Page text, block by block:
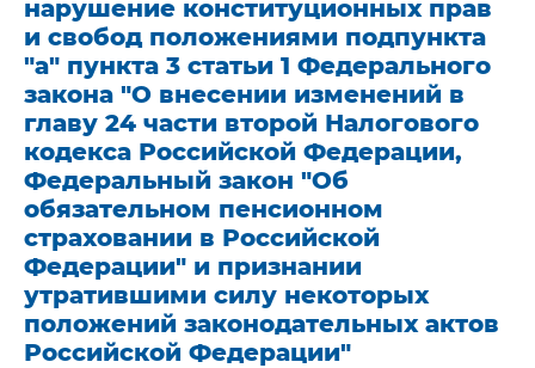
нарушение конституционных прав
и свобод положениями подпункта
"а" пункта 3 статьи 1 Федерального
закона "О внесении изменений в
главу 24 части второй Налогового
кодекса Российской Федерации,
Федеральный закон "Об
обязательном пенсионном
страховании в Российской
Федерации" и признании
утратившими силу некоторых
положений законодательных актов
Российской Федерации"